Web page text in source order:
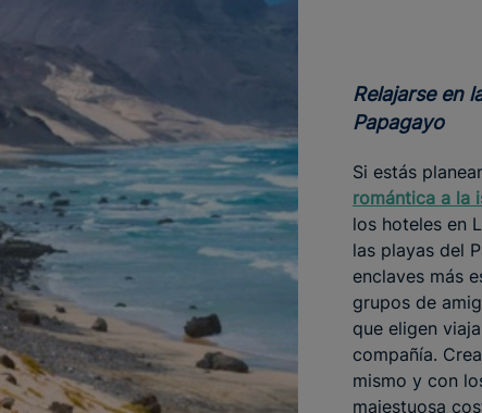
Relajarse en las playas de
Papagayo
Si estás
romántica a la
los hoteles en
las playas del
enclaves más
grupos de
que eligen
compañía.
mismo y con
majestuosa